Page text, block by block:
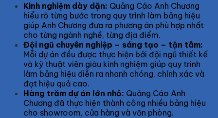
Kinh nghiệm dày dặn: Quảng Cáo Anh Chương
hiểu rõ từng bước trong quy trình làm bảng hiệu
giúp Anh Chương đưa ra phương án phù hợp nhất
cho từng ngành nghề, từng địa điểm.
Đội ngũ chuyên nghiệp – sáng tạo – tận tâm:
Mỗi dự án đều được thực hiện bởi đội ngũ thiết kế
và kỹ thuật viên giàu kinh nghiệm giúp quy trình
làm bảng hiệu diễn ra nhanh chóng, chính xác và
đạt hiệu quả cao.
Hàng trăm dự án lớn nhỏ: Quảng Cáo Anh
Chương đã thực hiện thành công nhiều bảng hiệu
cho showroom, cửa hàng và văn phòng.